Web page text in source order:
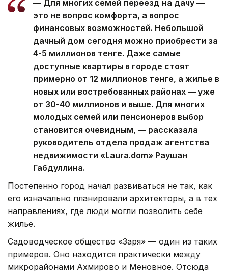
— Для многих семей переезд на дачу —
это не вопрос комфорта, а вопрос
финансовых возможностей. Небольшой
дачный дом сегодня можно приобрести за
4-5 миллионов тенге. Даже самые
доступные квартиры в городе стоят
примерно от 12 миллионов тенге, а жилье в
новых или востребованных районах — уже
от 30-40 миллионов и выше. Для многих
молодых семей или пенсионеров выбор
становится очевидным, — рассказала
руководитель отдела продаж агентства
недвижимости «Laura.dom» Раушан
Габдуллина.
Постепенно город начал развиваться не так, как
его изначально планировали архитекторы, а в тех
направлениях, где люди могли позволить себе
жилье.
Садоводческое общество «Заря» — один из таких
примеров. Оно находится практически между
микрорайонами Ахмирово и Меновное. Отсюда